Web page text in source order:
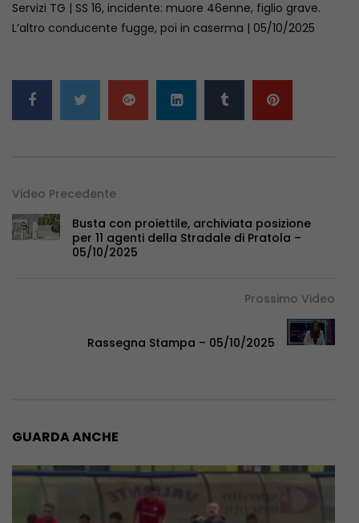
Servizi TG | SS 16, incidente: muore 46enne, figlio grave.
L’altro conducente fugge, poi in caserma | 05/10/2025
Video Precedente
Busta con proiettile, archiviata posizione
per 11 agenti della Stradale di Pratola –
05/10/2025
Prossimo Video
Rassegna Stampa – 05/10/2025
GUARDA ANCHE